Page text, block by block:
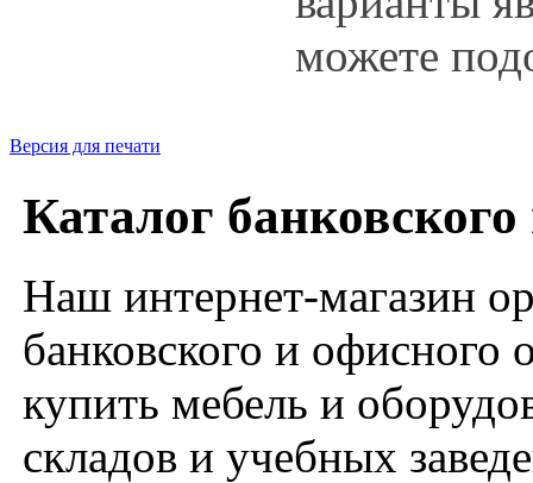
можете
Версия для печати
Каталог
Наш интернет-магазин
банковского и
купить мебель и
складов и учебных